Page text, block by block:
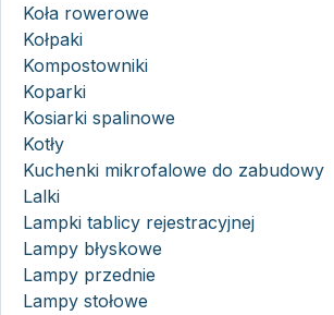
Koła rowerowe
Kołpaki
Kompostowniki
Koparki
Kosiarki spalinowe
Kotły
Kuchenki mikrofalowe do zabudowy
Lalki
Lampki tablicy rejestracyjnej
Lampy błyskowe
Lampy przednie
Lampy stołowe